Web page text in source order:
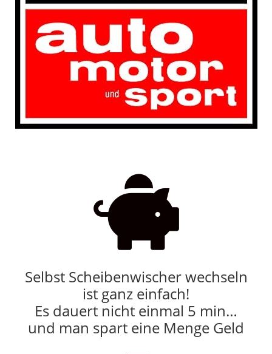

Selbst Scheibenwischer wechseln
ist ganz einfach!
Es dauert nicht einmal 5 min…
und man spart eine Menge Geld